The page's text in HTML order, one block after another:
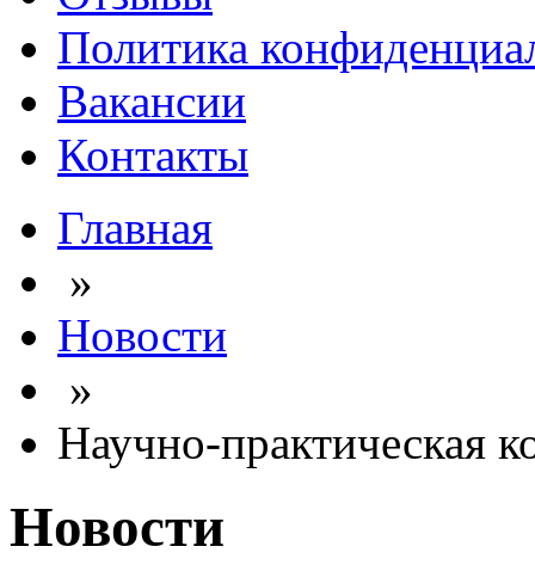
Политика
Вакансии
Контакты
Главная
»
Новости
»
Научно-практическая
Новости